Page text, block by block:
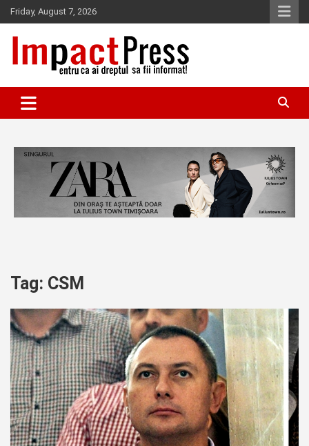
Skip
to
content
Friday, August 7, 2026
IMPACTPRESS
Tag: CSM